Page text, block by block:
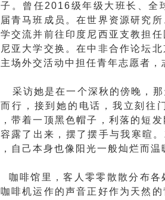
。曾任2016级年级大班长、全
青马班成员。在世界资源研究
交流并前往印度尼西亚支教担
亚大学交换。在中非合作论坛
场外交活动中担任青年志愿者
采访她是在一个深秋的傍晚，
行，接到她的电话，我立刻往
带着一顶黑色帽子，利落的短
露了出来，摆了摆手与我寒暄
自己本身也像阳光一般灿烂而温
咖啡馆里，客人零零散散分布
啡机运作的声音正好作为天然